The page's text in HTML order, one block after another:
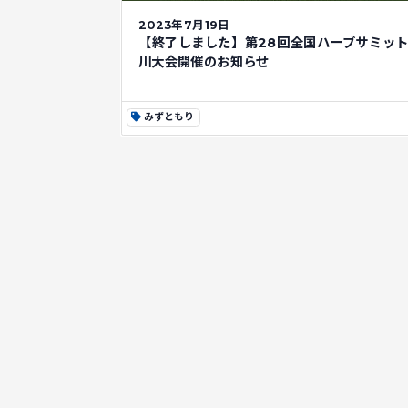
2023年7月19日
【終了しました】第28回全国ハーブサミッ
川大会開催のお知らせ
みずともり